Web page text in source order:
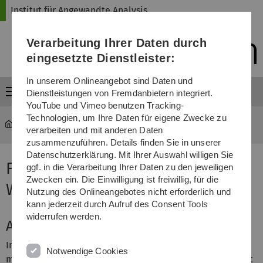
Direkt
Direkt
Direkt
(Sprache,
Drucken,
Media)
Direkt
Direkt
Institut für Angewandte Analysis
Menü
Funktionalanalysis
Funktionalanalysis im
Wintersemester 2022/2023
Aktuelles
In der ersten Woche findet die Übung nicht statt. Bitte
melden Sie sich für den zugehörigen
an. Dort
Verarbeitung Ihrer Daten durch
eingesetzte Dienstleister:
In unserem Onlineangebot sind Daten und
Dienstleistungen von Fremdanbietern integriert.
YouTube und Vimeo benutzen Tracking-
Technologien, um Ihre Daten für eigene Zwecke zu
verarbeiten und mit anderen Daten
zusammenzuführen. Details finden Sie in unserer
Datenschutzerklärung. Mit Ihrer Auswahl willigen Sie
ggf. in die Verarbeitung Ihrer Daten zu den jeweiligen
Zwecken ein. Die Einwilligung ist freiwillig, für die
Nutzung des Onlineangebotes nicht erforderlich und
kann jederzeit durch Aufruf des Consent Tools
widerrufen werden.
Notwendige Cookies